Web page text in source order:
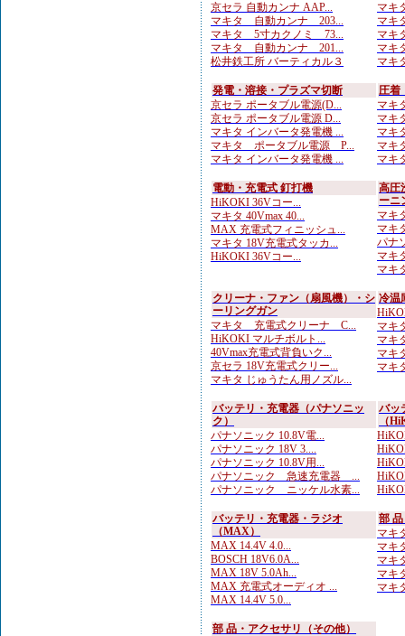
京セラ 自動カンナ AAP...
マキタ 自動カンナ 203...
マキタ 5寸カクノミ 73...
マキタ 自動カンナ 201...
松井鉄工所 バーティカル３
マキ
マキ
マキ
マキ
マキ
発電・溶接・プラズマ切断
京セラ ポータブル電源(D...
京セラ ポータブル電源 D...
マキタ インバータ発電機 ...
マキタ ポータブル電源 P...
マキタ インバータ発電機 ...
圧着
マキ
マキ
マキ
マキ
マキ
電動・充電式 釘打機
HiKOKI 36Vコー...
マキタ 40Vmax 40...
MAX 充電式フィニッシュ...
マキタ 18V充電式タッカ...
HiKOKI 36Vコー...
高圧
ーニ
マキ
マキ
パナ
マキ
マキ
クリーナ・ファン（扇風機）・シ
ーリングガン
マキタ 充電式クリーナ C...
HiKOKI マルチボルト...
40Vmax充電式背負いク...
京セラ 18V充電式クリー...
マキタ じゅうたん用ノズル...
冷温
マキ
マキ
マキ
マキ
バッテリ・充電器（パナソニッ
ク）
パナソニック 10.8V電...
パナソニック 18V 3....
パナソニック 10.8V用...
パナソニック 急速充電器 ...
パナソニック ニッケル水素...
バッ
（
バッテリ・充電器・ラジオ
（MAX）
MAX 14.4V 4.0...
BOSCH 18V6.0A...
MAX 18V 5.0Ah...
MAX 充電式オーディオ ...
MAX 14.4V 5.0...
部
マキ
マキ
マキ
マキ
マキ
部 品・アクセサリ（その他）